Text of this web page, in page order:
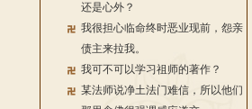
还是心外？
我很担心临命终时恶业现前，怨亲
债主来拉我。
我可不可以学习祖师的著作？
某法师说净土法门难信，所以他们